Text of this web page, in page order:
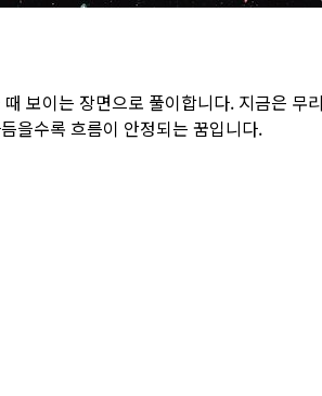
보이는 장면으로 풀이합니다. 지금은
을수록 흐름이 안정되는 꿈입니다.